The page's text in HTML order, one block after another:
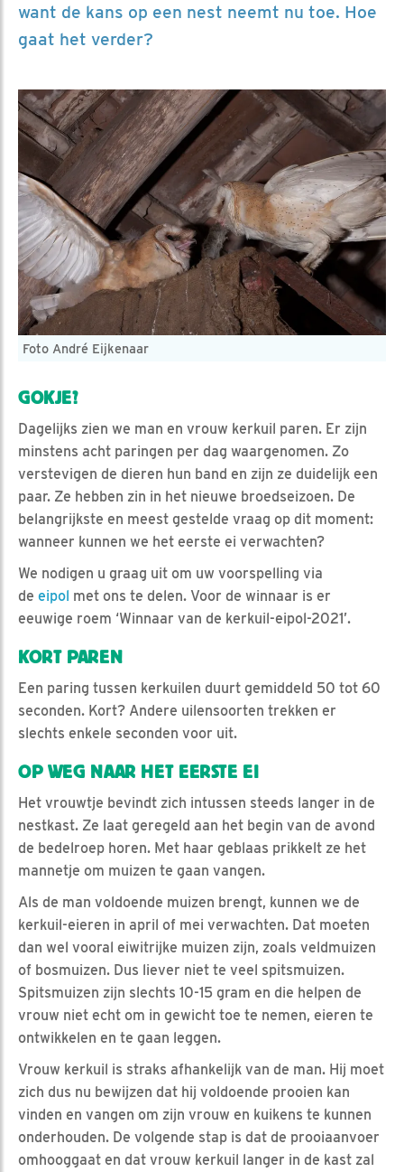
want de kans op een nest neemt nu toe. Hoe
gaat het verder?
Foto André Eijkenaar
GOKJE?
Dagelijks zien we man en vrouw kerkuil paren. Er zijn
minstens acht paringen per dag waargenomen. Zo
verstevigen de dieren hun band en zijn ze duidelijk een
paar. Ze hebben zin in het nieuwe broedseizoen. De
belangrijkste en meest gestelde vraag op dit moment:
wanneer kunnen we het eerste ei verwachten?
We nodigen u graag uit om uw voorspelling via
de eipol met ons te delen. Voor de winnaar is er
eeuwige roem ‘Winnaar van de kerkuil-eipol-2021’.
KORT PAREN
Een paring tussen kerkuilen duurt gemiddeld 50 tot 60
seconden. Kort? Andere uilensoorten trekken er
slechts enkele seconden voor uit.
OP WEG NAAR HET EERSTE EI
Het vrouwtje bevindt zich intussen steeds langer in de
nestkast. Ze laat geregeld aan het begin van de avond
de bedelroep horen. Met haar geblaas prikkelt ze het
mannetje om muizen te gaan vangen.
Als de man voldoende muizen brengt, kunnen we de
kerkuil-eieren in april of mei verwachten. Dat moeten
dan wel vooral eiwitrijke muizen zijn, zoals veldmuizen
of bosmuizen. Dus liever niet te veel spitsmuizen.
Spitsmuizen zijn slechts 10-15 gram en die helpen de
vrouw niet echt om in gewicht toe te nemen, eieren te
ontwikkelen en te gaan leggen.
Vrouw kerkuil is straks afhankelijk van de man. Hij moet
zich dus nu bewijzen dat hij voldoende prooien kan
vinden en vangen om zijn vrouw en kuikens te kunnen
onderhouden. De volgende stap is dat de prooiaanvoer
omhooggaat en dat vrouw kerkuil langer in de kast zal